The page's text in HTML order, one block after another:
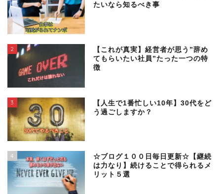
たいなら知るべき事
2
【これが真実】経営者が思う”辞め
てもらいたい社員”たった一つの特
徴
3
【人生で1番忙しい10年】30代をど
う過ごしますか？
4
☆ブログ１００日毎日更新☆【継続
は力なり】続けることで得られるメ
リット５選